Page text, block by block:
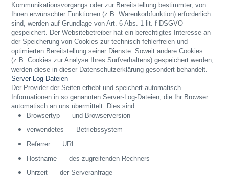
Kommunikationsvorgangs oder zur Bereitstellung bestimmter, von
Ihnen erwünschter Funktionen (z.B. Warenkorbfunktion) erforderlich
sind, werden auf Grundlage von Art. 6 Abs. 1 lit. f DSGVO
gespeichert. Der Websitebetreiber hat ein berechtigtes Interesse an
der Speicherung von Cookies zur technisch fehlerfreien und
optimierten Bereitstellung seiner Dienste. Soweit andere Cookies
(z.B. Cookies zur Analyse Ihres Surfverhaltens) gespeichert werden,
werden diese in dieser Datenschutzerklärung gesondert behandelt.
Server-Log-Dateien
Der Provider der Seiten erhebt und speichert automatisch
Informationen in so genannten Server-Log-Dateien, die Ihr Browser
automatisch an uns übermittelt. Dies sind:
Browsertyp und Browserversion
verwendetes Betriebssystem
Referrer URL
Hostname des zugreifenden Rechners
Uhrzeit der Serveranfrage